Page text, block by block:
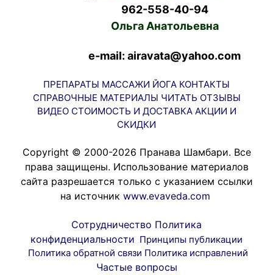
962-558-40-94
Ольга Анатольевна
e-mail: airavata@yahoo.com
ПРЕПАРАТЫ МАССАЖИ ЙОГА КОНТАКТЫ
СПРАВОЧНЫЕ МАТЕРИАЛЫ ЧИТАТЬ ОТЗЫВЫ
ВИДЕО СТОИМОСТЬ И ДОСТАВКА АКЦИИ И
СКИДКИ
Copyright © 2000-2026 Пранава Шамбари. Все
права защищены. Использование материалов
сайта разрешается только с указанием ссылки
на источник www.evaveda.com
Сотрудничество Политика
конфиденциальности Принципы публикации
Политика обратной связи Политика исправлений
Частые вопросы